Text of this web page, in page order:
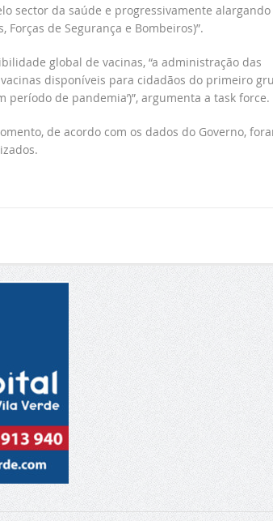
sector da saúde e progressivamente alargando
de Segurança e Bombeiros)”.
global de vacinas, “a administração das
disponíveis para cidadãos do primeiro
período de pandemia’)”, argumenta a task force.
de acordo com os dados do Governo,